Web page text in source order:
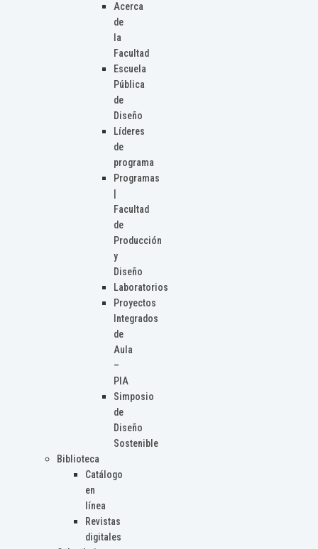
Acerca
de
la
Facultad
Escuela
Pública
de
Diseño
Líderes
de
programa
Programas
Facultad
de
Producción
y
Diseño
Laboratorios
Proyectos
Integrados
de
Aula
–
PIA
Simposio
de
Diseño
Sostenible
Biblioteca
Catálogo
en
línea
Revistas
digitales